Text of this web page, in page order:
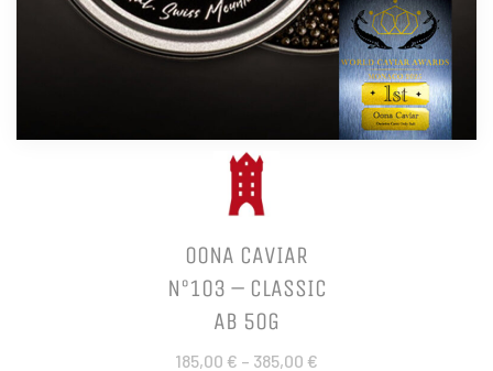
OONA CAVIAR
N°103 – CLASSIC
AB 50G
185,00 € – 385,00 €